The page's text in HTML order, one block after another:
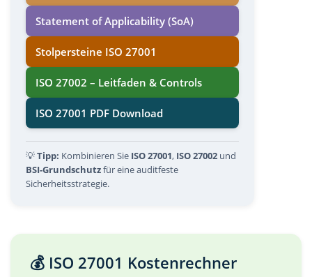
Statement of Applicability (SoA)
Stolpersteine ISO 27001
ISO 27002 – Leitfaden & Controls
ISO 27001 PDF Download
💡Tipp: Kombinieren Sie ISO 27001, ISO 27002 und
BSI-Grundschutzfür eine auditfeste
Sicherheitsstrategie.
💰 ISO 27001 Kostenrechner